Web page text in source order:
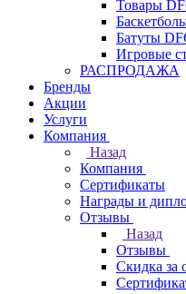
Товары
Батуты
Игровые
РАСПРОДАЖА
Бренды
Акции
Услуги
Компания
Назад
Компания
Сертификаты
Награды и
Отзывы
Назад
Отзывы
Скидка за